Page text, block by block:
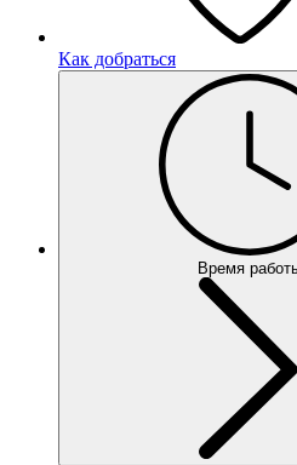
Как добраться
Время